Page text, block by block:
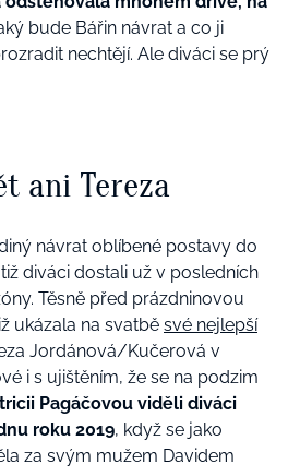
bude Bářin návrat a co ji
nechtějí. Ale diváci se prý
ani Tereza
návrat oblíbené postavy do
diváci dostali už v posledních
Těsně před prázdninovou
ukázala na svatbě své nejlepší
Jordánová/Kučerová v
i s ujištěním, že se na podzim
Pagáčovou viděli diváci
roku 2019, když se jako
za svým mužem Davidem